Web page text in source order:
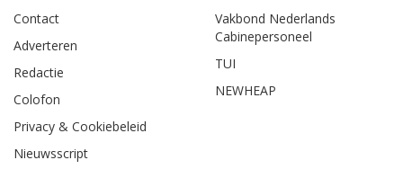
Contact
Adverteren
Redactie
Colofon
Privacy & Cookiebeleid
Nieuwsscript
Vakbond Nederlands
Cabinepersoneel
TUI
NEWHEAP